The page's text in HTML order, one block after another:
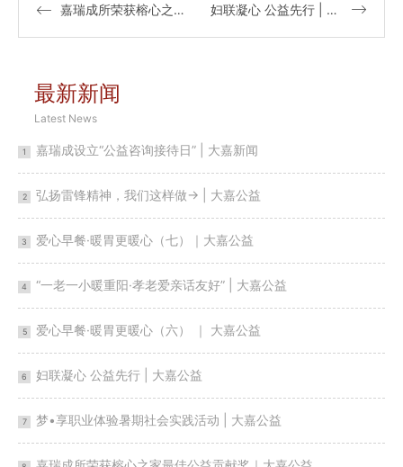
嘉瑞成所荣获榕心之家最佳公益贡献奖｜大嘉公益 妇联凝心 公益先行 | 大嘉公益
最新新闻
Latest News
1 嘉瑞成设立“公益咨询接待日” | 大嘉新闻
2 弘扬雷锋精神，我们这样做→ | 大嘉公益
3 爱心早餐·暖胃更暖心（七）｜大嘉公益
4 “一老一小暖重阳·孝老爱亲话友好” | 大嘉公益
5 爱心早餐·暖胃更暖心（六） ｜ 大嘉公益
6 妇联凝心 公益先行 | 大嘉公益
7 梦•享职业体验暑期社会实践活动 | 大嘉公益